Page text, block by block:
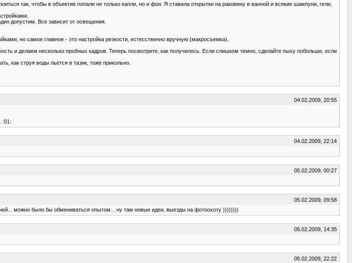
так, чтобы в объектив попали не только капли, но и фон. Я ставила открытки на раковину в ванной и всякие шампуни, гели,
допустим. Все зависит от освещения.
но самое главное - это настройка резкости, естесственно вручную (макросъемка).
и делаем несколько пробных кадров. Теперь посмотрите, как получилось. Если слишком темно, сделайте пыху побольше, если
как струя воды льется в тазик, тоже прикольно.
04.02.2009, 20:55
:01:
04.02.2009, 22:14
05.02.2009, 00:27
05.02.2009, 09:58
можно было бы обмениваться опытом... ну там новые идеи, выезды на фотоохоту ))))))))
05.02.2009, 14:35
05.02.2009, 22:22